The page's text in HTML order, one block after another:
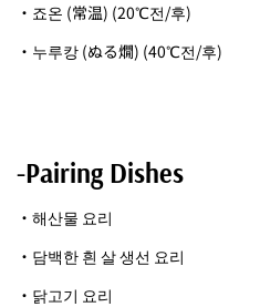
・죠온 (常温) (20℃전/후)
・누루캉 (ぬる燗) (40℃전/후)
-Pairing Dishes
・해산물 요리
・담백한 흰 살 생선 요리
・닭고기 요리